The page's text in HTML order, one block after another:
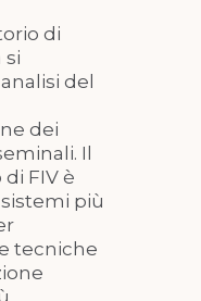
di
si
del
dei
Il
FIV è
più
tecniche